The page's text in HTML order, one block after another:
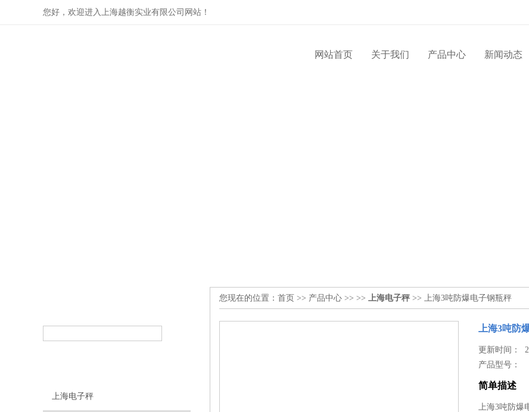
您好，欢迎进入上海越衡实业有限公司网站！
网站首页 关于我们 产品中心 新闻动态
上海电子秤
您现在的位置： 首页 >> 产品中心 >> >> 上海电子秤 >> 上海3吨防爆电子钢瓶秤
上海3吨防
更新时间：
产品型号：
简单描述
上海3吨防爆